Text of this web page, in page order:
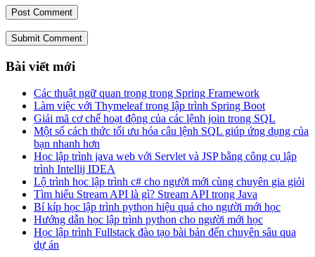
Submit Comment
Bài viết mới
Các thuật ngữ quan trọng trong Spring Framework
Làm việc với Thymeleaf trong lập trình Spring Boot
Giải mã cơ chế hoạt động của các lệnh join trong SQL
Một số cách thức tối ưu hóa câu lệnh SQL giúp ứng dụng của
bạn nhanh hơn
Học lập trình java web với Servlet và JSP bằng công cụ lập
trình Intellij IDEA
Lộ trình học lập trình c# cho người mới cùng chuyên gia giỏi
Tìm hiểu Stream API là gì? Stream API trong Java
Bí kíp học lập trình python hiệu quả cho người mới học
Hướng dẫn học lập trình python cho người mới học
Học lập trình Fullstack đào tạo bài bản đến chuyên sâu qua
dự án